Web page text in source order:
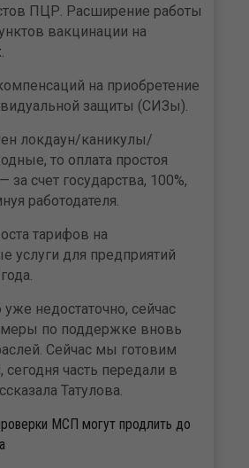
ПЦР. Расширение работы
вакцинации на
на приобретение
защиты (СИЗы).
локдаун/каникулы/
то оплата простоя
за счет государства, 100%,
работодателя.
тарифов на
услуги для предприятий
уже недостаточно, сейчас
по поддержке вновь
Сейчас мы готовим
часть передали в
Татулова.
МСП могут продлить до